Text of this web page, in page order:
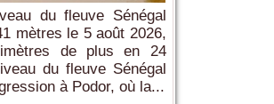
du fleuve Sénégal
mètres le 5 août 2026,
de plus en 24
du fleuve Sénégal
à Podor, où la...